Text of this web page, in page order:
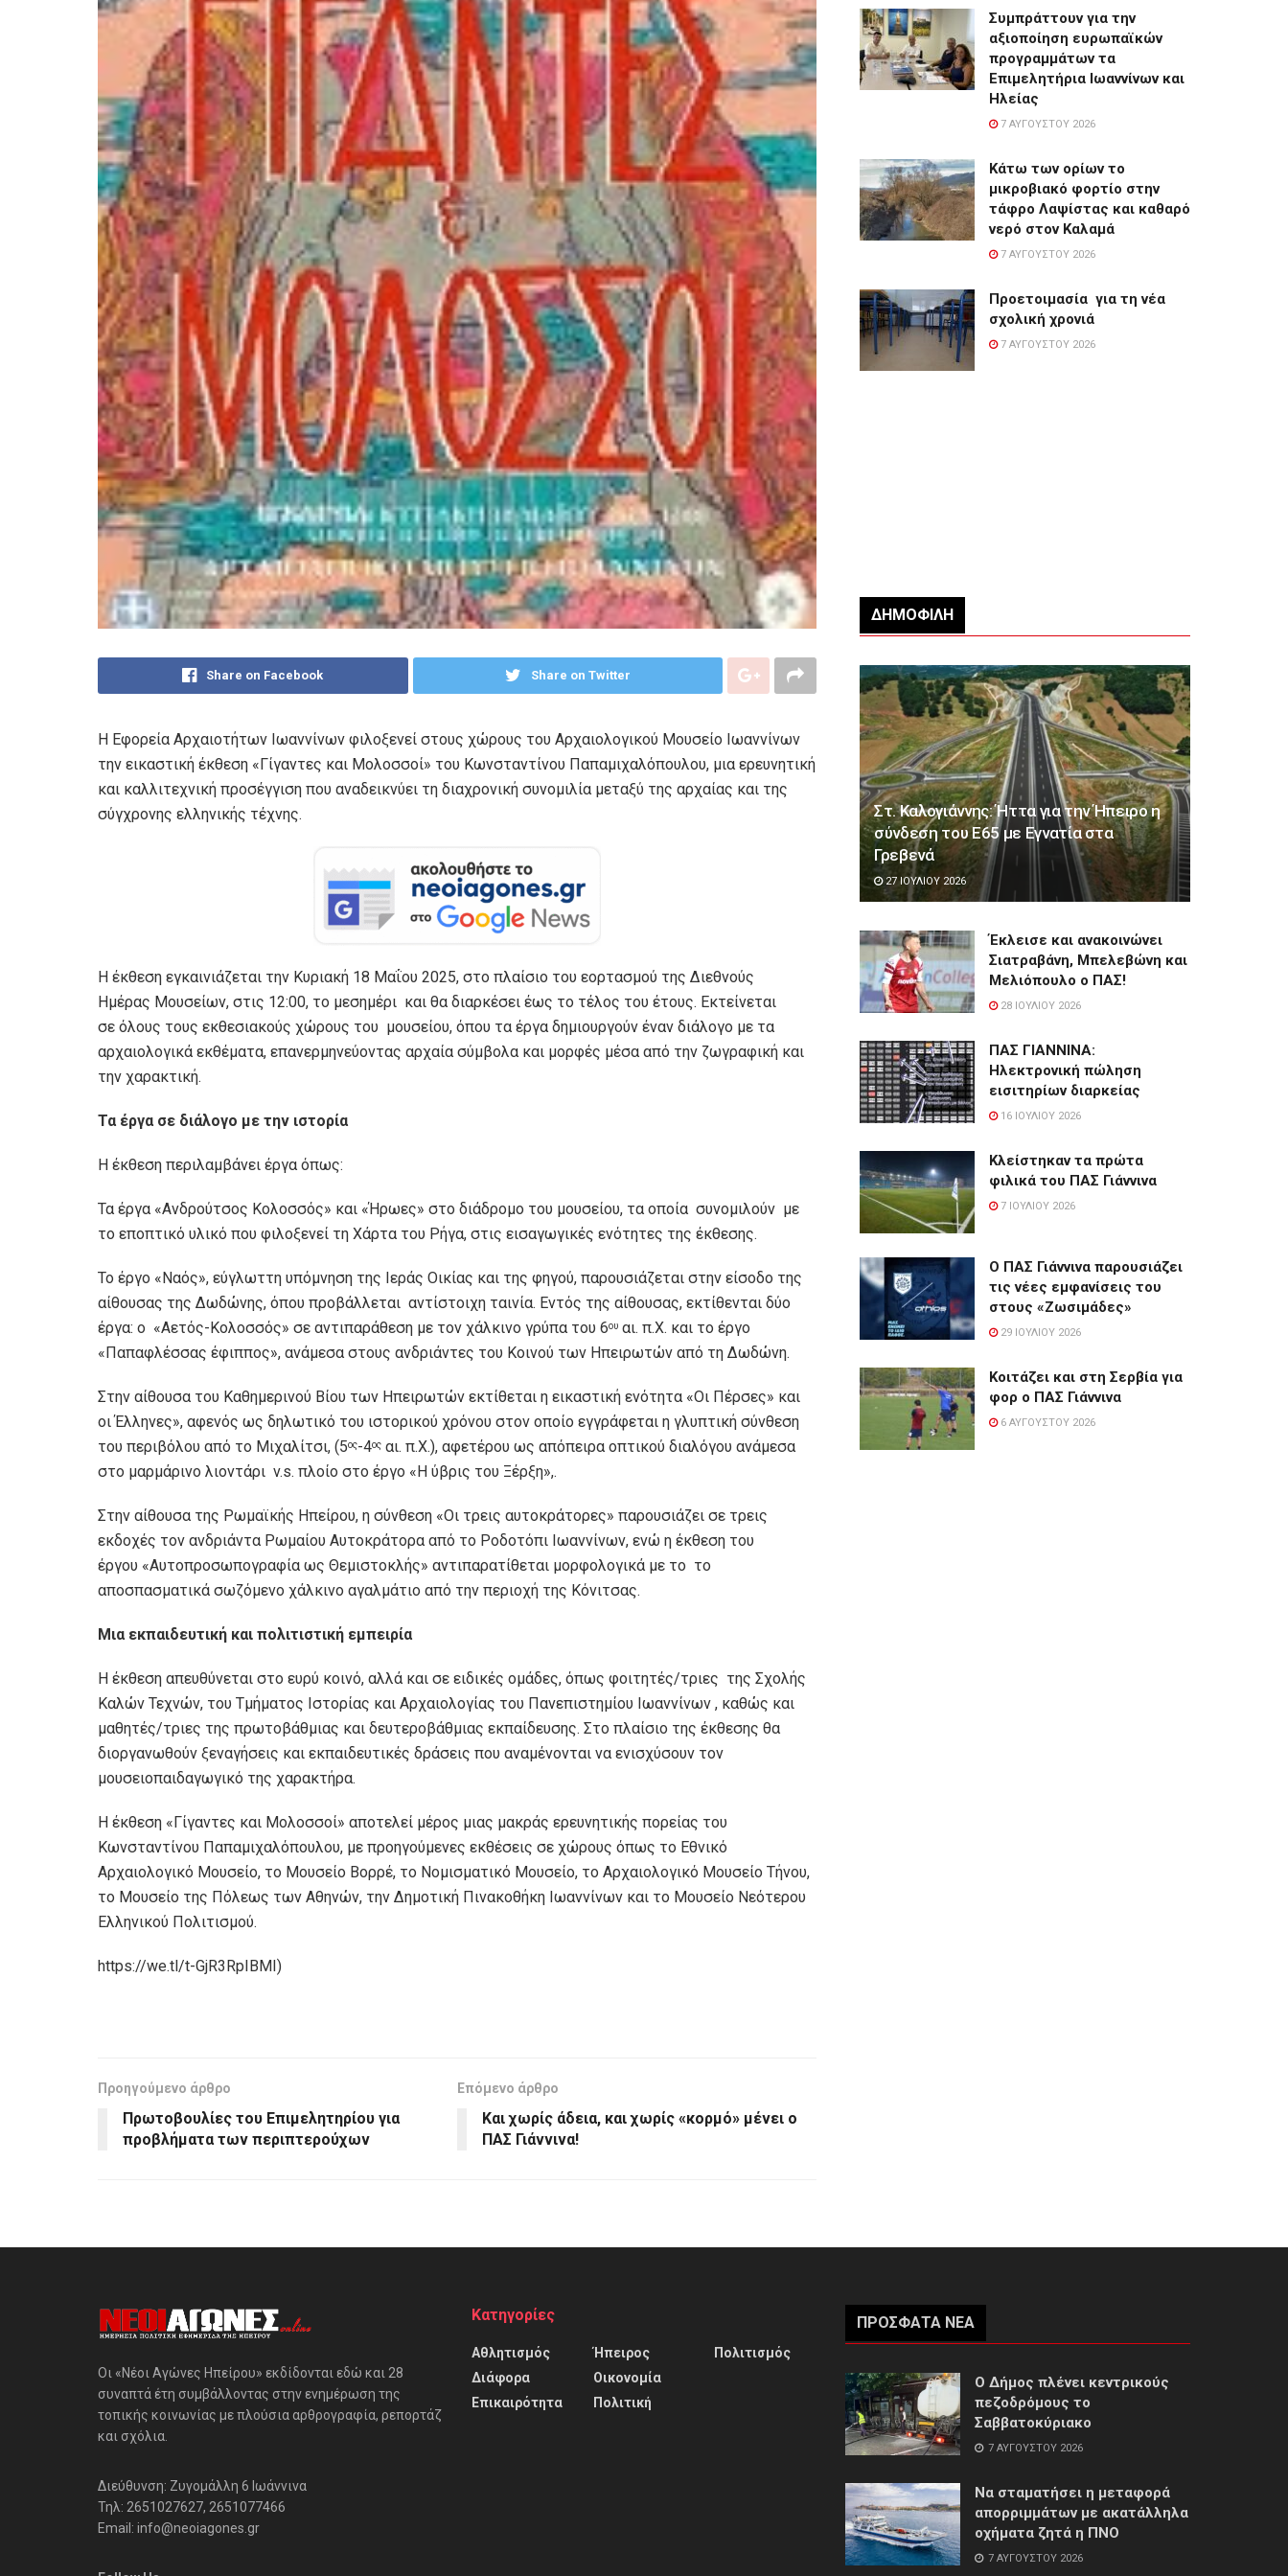
Share on Facebook Share on Twitter
H Εφορεία Αρχαιοτήτων Ιωαννίνων φιλοξενεί στους χώρους του Αρχαιολογικού Μουσείο Ιωαννίνων
την εικαστική έκθεση «Γίγαντες και Μολοσσοί» του Κωνσταντίνου Παπαμιχαλόπουλου, μια ερευνητική
και καλλιτεχνική προσέγγιση που αναδεικνύει τη διαχρονική συνομιλία μεταξύ της αρχαίας και της
σύγχρονης ελληνικής τέχνης.
Η έκθεση εγκαινιάζεται την Κυριακή 18 Μαΐου 2025, στο πλαίσιο του εορτασμού της Διεθνούς
Ημέρας Μουσείων, στις 12:00, το μεσημέρι και θα διαρκέσει έως το τέλος του έτους. Εκτείνεται
σε όλους τους εκθεσιακούς χώρους του μουσείου, όπου τα έργα δημιουργούν έναν διάλογο με τα
αρχαιολογικά εκθέματα, επανερμηνεύοντας αρχαία σύμβολα και μορφές μέσα από την ζωγραφική και
την χαρακτική.
Τα έργα σε διάλογο με την ιστορία
Η έκθεση περιλαμβάνει έργα όπως:
Τα έργα «Ανδρούτσος Κολοσσός» και «Ήρωες» στο διάδρομο του μουσείου, τα οποία συνομιλούν με
το εποπτικό υλικό που φιλοξενεί τη Χάρτα του Ρήγα, στις εισαγωγικές ενότητες της έκθεσης.
Το έργο «Ναός», εύγλωττη υπόμνηση της Ιεράς Οικίας και της φηγού, παρουσιάζεται στην είσοδο της
αίθουσας της Δωδώνης, όπου προβάλλεται αντίστοιχη ταινία. Εντός της αίθουσας, εκτίθενται δύο
έργα: ο «Αετός-Κολοσσός» σε αντιπαράθεση με τον χάλκινο γρύπα του 6ου αι. π.Χ. και το έργο
«Παπαφλέσσας έφιππος», ανάμεσα στους ανδριάντες του Κοινού των Ηπειρωτών από τη Δωδώνη.
Στην αίθουσα του Καθημερινού Βίου των Ηπειρωτών εκτίθεται η εικαστική ενότητα «Οι Πέρσες» και
οι Έλληνες», αφενός ως δηλωτικό του ιστορικού χρόνου στον οποίο εγγράφεται η γλυπτική σύνθεση
του περιβόλου από το Μιχαλίτσι, (5ος-4ος αι. π.Χ.), αφετέρου ως απόπειρα οπτικού διαλόγου ανάμεσα
στο μαρμάρινο λιοντάρι v.s. πλοίο στο έργο «Η ύβρις του Ξέρξη»,.
Στην αίθουσα της Ρωμαϊκής Ηπείρου, η σύνθεση «Οι τρεις αυτοκράτορες» παρουσιάζει σε τρεις
εκδοχές τον ανδριάντα Ρωμαίου Αυτοκράτορα από το Ροδοτόπι Ιωαννίνων, ενώ η έκθεση του
έργου «Αυτοπροσωπογραφία ως Θεμιστοκλής» αντιπαρατίθεται μορφολογικά με το το
αποσπασματικά σωζόμενο χάλκινο αγαλμάτιο από την περιοχή της Κόνιτσας.
Μια εκπαιδευτική και πολιτιστική εμπειρία
Η έκθεση απευθύνεται στο ευρύ κοινό, αλλά και σε ειδικές ομάδες, όπως φοιτητές/τριες της Σχολής
Καλών Τεχνών, του Τμήματος Ιστορίας και Αρχαιολογίας του Πανεπιστημίου Ιωαννίνων , καθώς και
μαθητές/τριες της πρωτοβάθμιας και δευτεροβάθμιας εκπαίδευσης. Στο πλαίσιο της έκθεσης θα
διοργανωθούν ξεναγήσεις και εκπαιδευτικές δράσεις που αναμένονται να ενισχύσουν τον
μουσειοπαιδαγωγικό της χαρακτήρα.
Η έκθεση «Γίγαντες και Μολοσσοί» αποτελεί μέρος μιας μακράς ερευνητικής πορείας του
Κωνσταντίνου Παπαμιχαλόπουλου, με προηγούμενες εκθέσεις σε χώρους όπως το Εθνικό
Αρχαιολογικό Μουσείο, το Μουσείο Βορρέ, το Νομισματικό Μουσείο, το Αρχαιολογικό Μουσείο Τήνου,
το Μουσείο της Πόλεως των Αθηνών, την Δημοτική Πινακοθήκη Ιωαννίνων και το Μουσείο Νεότερου
Ελληνικού Πολιτισμού.
https://we.tl/t-GjR3RpIBMI)
Προηγούμενο άρθρο
Πρωτοβουλίες του Επιμελητηρίου για
προβλήματα των περιπτερούχων
Επόμενο άρθρο
Και χωρίς άδεια, και χωρίς «κορμό» μένει ο
ΠΑΣ Γιάννινα!
Συμπράττουν για την
αξιοποίηση ευρωπαϊκών
προγραμμάτων τα
Επιμελητήρια Ιωαννίνων και
Ηλείας
7 ΑΥΓΟΎΣΤΟΥ 2026
Κάτω των ορίων το
μικροβιακό φορτίο στην
τάφρο Λαψίστας και καθαρό
νερό στον Καλαμά
7 ΑΥΓΟΎΣΤΟΥ 2026
Προετοιμασία για τη νέα
σχολική χρονιά
7 ΑΥΓΟΎΣΤΟΥ 2026
ΔΗΜΟΦΙΛΉ
Στ. Καλογιάννης: Ήττα για την Ήπειρο η
σύνδεση του Ε65 με Εγνατία στα
Γρεβενά
27 ΙΟΥΛΊΟΥ 2026
Έκλεισε και ανακοινώνει
Σιατραβάνη, Μπελεβώνη και
Μελιόπουλο ο ΠΑΣ!
28 ΙΟΥΛΊΟΥ 2026
ΠΑΣ ΓΙΑΝΝΙΝΑ:
Hλεκτρονική πώληση
εισιτηρίων διαρκείας
16 ΙΟΥΛΊΟΥ 2026
Κλείστηκαν τα πρώτα
φιλικά του ΠΑΣ Γιάννινα
7 ΙΟΥΛΊΟΥ 2026
Ο ΠΑΣ Γιάννινα παρουσιάζει
τις νέες εμφανίσεις του
στους «Ζωσιμάδες»
29 ΙΟΥΛΊΟΥ 2026
Κοιτάζει και στη Σερβία για
φορ ο ΠΑΣ Γιάννινα
6 ΑΥΓΟΎΣΤΟΥ 2026
Οι «Νέοι Αγώνες Ηπείρου» εκδίδονται εδώ και 28
συναπτά έτη συμβάλλοντας στην ενημέρωση της
τοπικής κοινωνίας με πλούσια αρθρογραφία, ρεπορτάζ
και σχόλια.
Διεύθυνση: Ζυγομάλλη 6 Ιωάννινα
Τηλ: 2651027627, 2651077466
Email: info@neoiagones.gr
Κατηγορίες
Αθλητισμός
Διάφορα
Επικαιρότητα
Ήπειρος
Οικονομία
Πολιτική
Πολιτισμός
ΠΡΌΣΦΑΤΑ ΝΈΑ
Ο Δήμος πλένει κεντρικούς
πεζοδρόμους το
Σαββατοκύριακο
7 ΑΥΓΟΎΣΤΟΥ 2026
Να σταματήσει η μεταφορά
απορριμμάτων με ακατάλληλα
οχήματα ζητά η ΠΝΟ
7 ΑΥΓΟΎΣΤΟΥ 2026